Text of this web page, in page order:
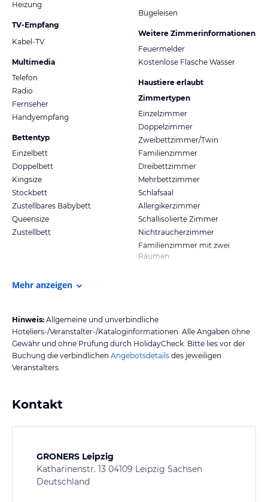
Heizung
TV-Empfang
Kabel-TV
Multimedia
Telefon
Radio
Fernseher
Handyempfang
Bettentyp
Einzelbett
Doppelbett
Kingsize
Stockbett
Zustellbares Babybett
Queensize
Zustellbett
Bügeleisen
Weitere Zimmerinformationen
Feuermelder
Kostenlose Flasche Wasser
Haustiere erlaubt
Zimmertypen
Einzelzimmer
Doppelzimmer
Zweibettzimmer/Twin
Familienzimmer
Dreibettzimmer
Mehrbettzimmer
Schlafsaal
Allergikerzimmer
Schallisolierte Zimmer
Nichtraucherzimmer
Familienzimmer mit zwei
Räumen
Mehr anzeigen
Hinweis: Allgemeine und unverbindliche
Hoteliers-/Veranstalter-/Kataloginformationen. Alle Angaben ohne
Gewähr und ohne Prüfung durch HolidayCheck. Bitte lies vor der
Buchung die verbindlichen Angebotsdetails des jeweiligen
Veranstalters.
Kontakt
GRONERS Leipzig
Katharinenstr. 13 04109 Leipzig Sachsen
Deutschland